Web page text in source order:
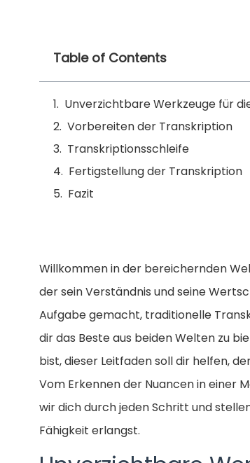
Table of Contents
Unverzichtbare Werkzeuge für
Vorbereiten der Transkription
Transkriptionsschleife
Fertigstellung der Transkription
Fazit
Willkommen in der bereichernden
der sein Verständnis und seine
Aufgabe gemacht, traditionelle
dir das Beste aus beiden Welten zu
bist, dieser Leitfaden soll dir helfen,
Vom Erkennen der Nuancen in einer
wir dich durch jeden Schritt und
Fähigkeit erlangst.